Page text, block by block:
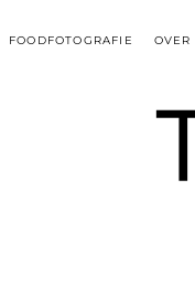
FOODFOTOGRAFIE OVER